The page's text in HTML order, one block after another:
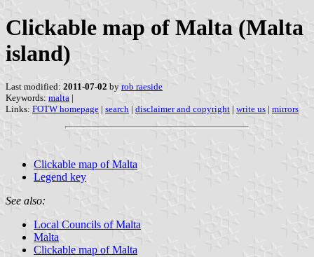
Clickable map of Malta (Malta
island)
Last modified: 2011-07-02 by rob raeside
Keywords: malta |
Links: FOTW homepage | search | disclaimer and copyright | write us | mirrors
Clickable map of Malta
Legend key
See also:
Local Councils of Malta
Malta
Clickable map of Malta